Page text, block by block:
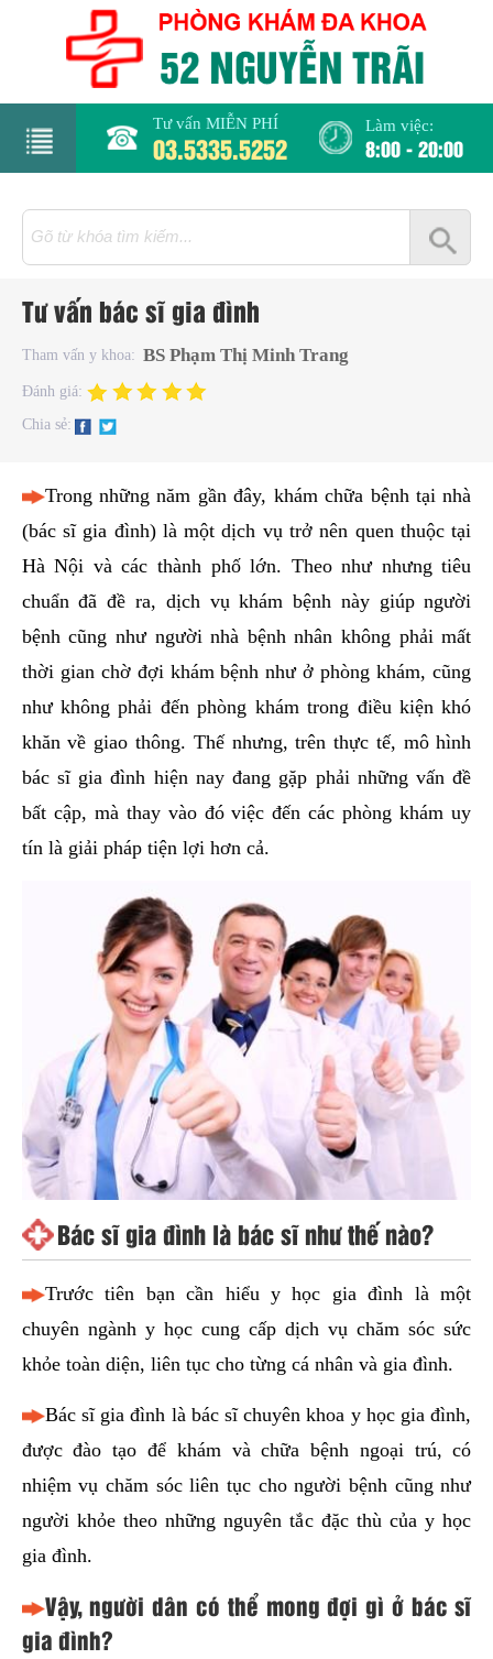
Tư vấn MIỄN PHÍ
03.5335.5252
Làm việc:
8:00 - 20:00
Tư vấn bác sĩ gia đình
Tham vấn y khoa: BS Phạm Thị Minh Trang
Đánh giá:
Chia sẻ:
Trong những năm gần đây, khám chữa bệnh tại nhà
(bác sĩ gia đình) là một dịch vụ trở nên quen thuộc tại
Hà Nội và các thành phố lớn. Theo như nhưng tiêu
chuẩn đã đề ra, dịch vụ khám bệnh này giúp người
bệnh cũng như người nhà bệnh nhân không phải mất
thời gian chờ đợi khám bệnh như ở phòng khám, cũng
như không phải đến phòng khám trong điều kiện khó
khăn về giao thông. Thế nhưng, trên thực tế, mô hình
bác sĩ gia đình hiện nay đang gặp phải những vấn đề
bất cập, mà thay vào đó việc đến các phòng khám uy
tín là giải pháp tiện lợi hơn cả.
Bác sĩ gia đình là bác sĩ như thế nào?
Trước tiên bạn cần hiểu y học gia đình là một
chuyên ngành y học cung cấp dịch vụ chăm sóc sức
khỏe toàn diện, liên tục cho từng cá nhân và gia đình.
Bác sĩ gia đình là bác sĩ chuyên khoa y học gia đình,
được đào tạo để khám và chữa bệnh ngoại trú, có
nhiệm vụ chăm sóc liên tục cho người bệnh cũng như
người khỏe theo những nguyên tắc đặc thù của y học
gia đình.
Vậy, người dân có thể mong đợi gì ở bác sĩ
gia đình?